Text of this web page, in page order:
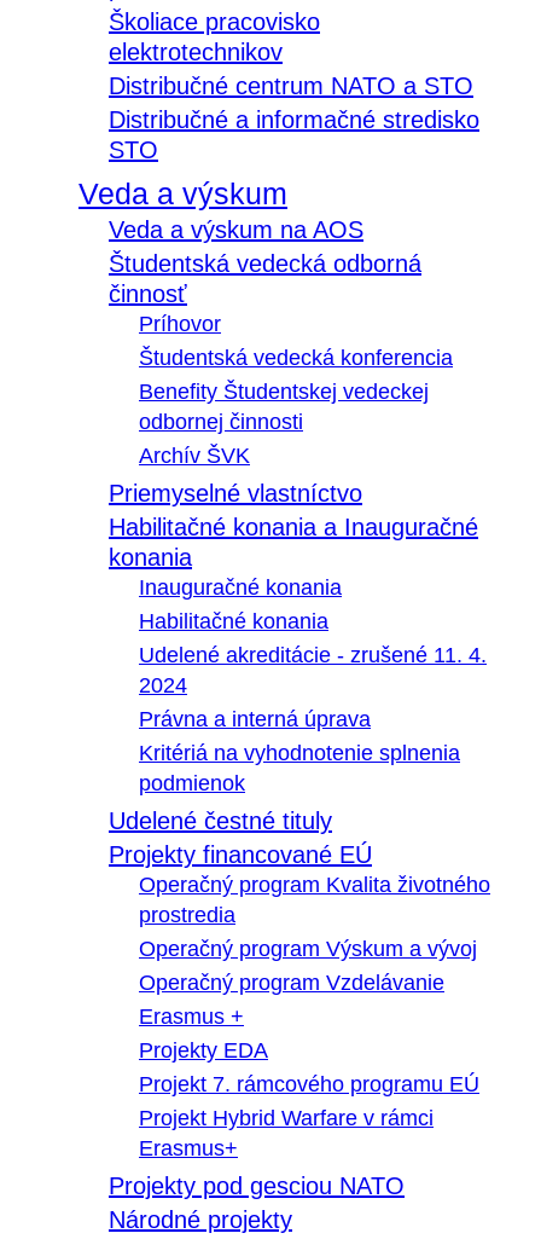
Školiace pracovisko
elektrotechnikov
Distribučné centrum NATO a STO
Distribučné a informačné stredisko
STO
Veda a výskum
Veda a výskum na AOS
Študentská vedecká odborná
činnosť
Príhovor
Študentská vedecká konferencia
Benefity Študentskej vedeckej
odbornej činnosti
Archív ŠVK
Priemyselné vlastníctvo
Habilitačné konania a Inauguračné
konania
Inauguračné konania
Habilitačné konania
Udelené akreditácie - zrušené 11. 4.
2024
Právna a interná úprava
Kritériá na vyhodnotenie splnenia
podmienok
Udelené čestné tituly
Projekty financované EÚ
Operačný program Kvalita životného
prostredia
Operačný program Výskum a vývoj
Operačný program Vzdelávanie
Erasmus +
Projekty EDA
Projekt 7. rámcového programu EÚ
Projekt Hybrid Warfare v rámci
Erasmus+
Projekty pod gesciou NATO
Národné projekty